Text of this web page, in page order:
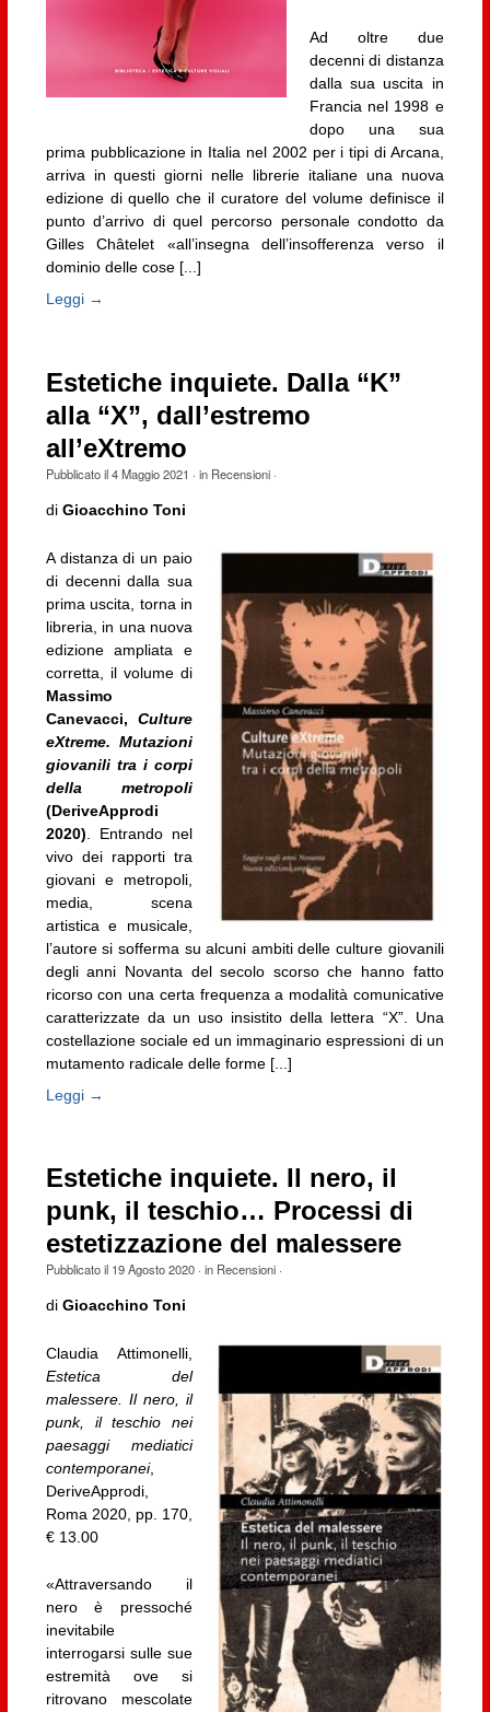
Ad oltre due
decenni di distanza
dalla sua uscita in
Francia nel 1998 e
dopo una sua
prima pubblicazione in Italia nel 2002 per i tipi di Arcana,
arriva in questi giorni nelle librerie italiane una nuova
edizione di quello che il curatore del volume definisce il
punto d’arrivo di quel percorso personale condotto da
Gilles Châtelet «all’insegna dell’insofferenza verso il
dominio delle cose [...]
Leggi →
Estetiche inquiete. Dalla “K”
alla “X”, dall’estremo
all’eXtremo
Pubblicato il4 Maggio 2021 · in Recensioni·
di Gioacchino Toni
A distanza di un paio
di decenni dalla sua
prima uscita, torna in
libreria, in una nuova
edizione ampliata e
corretta, il volume di
Massimo
Canevacci,Culture
eXtreme. Mutazioni
giovanili tra i corpi
della metropoli
(DeriveApprodi
2020) . Entrando nel
vivo dei rapporti tra
giovani e metropoli,
media, scena
artistica e musicale,
l’autore si sofferma su alcuni ambiti delle culture giovanili
degli anni Novanta del secolo scorso che hanno fatto
ricorso con una certa frequenza a modalità comunicative
caratterizzate da un uso insistito della lettera “X”. Una
costellazione sociale ed un immaginario espressioni di un
mutamento radicale delle forme [...]
Leggi →
Estetiche inquiete. Il nero, il
punk, il teschio… Processi di
estetizzazione del malessere
Pubblicato il 19 Agosto 2020· in Recensioni·
di Gioacchino Toni
Claudia Attimonelli,
Estetica del
malessere. Il nero, il
punk, il teschio nei
paesaggi mediatici
contemporanei,
DeriveApprodi,
Roma 2020, pp. 170,
€ 13.00
«Attraversando il
nero è pressoché
inevitabile
interrogarsi sulle sue
estremità ove si
ritrovano mescolate